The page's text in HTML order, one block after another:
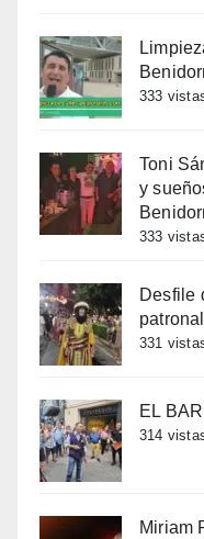
333
Toni
y
333
Desfile
331
EL
314
Miriam